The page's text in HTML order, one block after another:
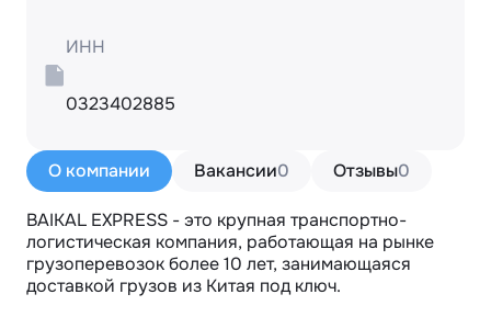
О компании Вакансии0 Отзывы0
BAIKAL EXPRESS - это крупная транспортно-
логистическая компания, работающая на рынке
грузоперевозок более 10 лет, занимающаяся
доставкой грузов из Китая под ключ.
ИНН
0323402885